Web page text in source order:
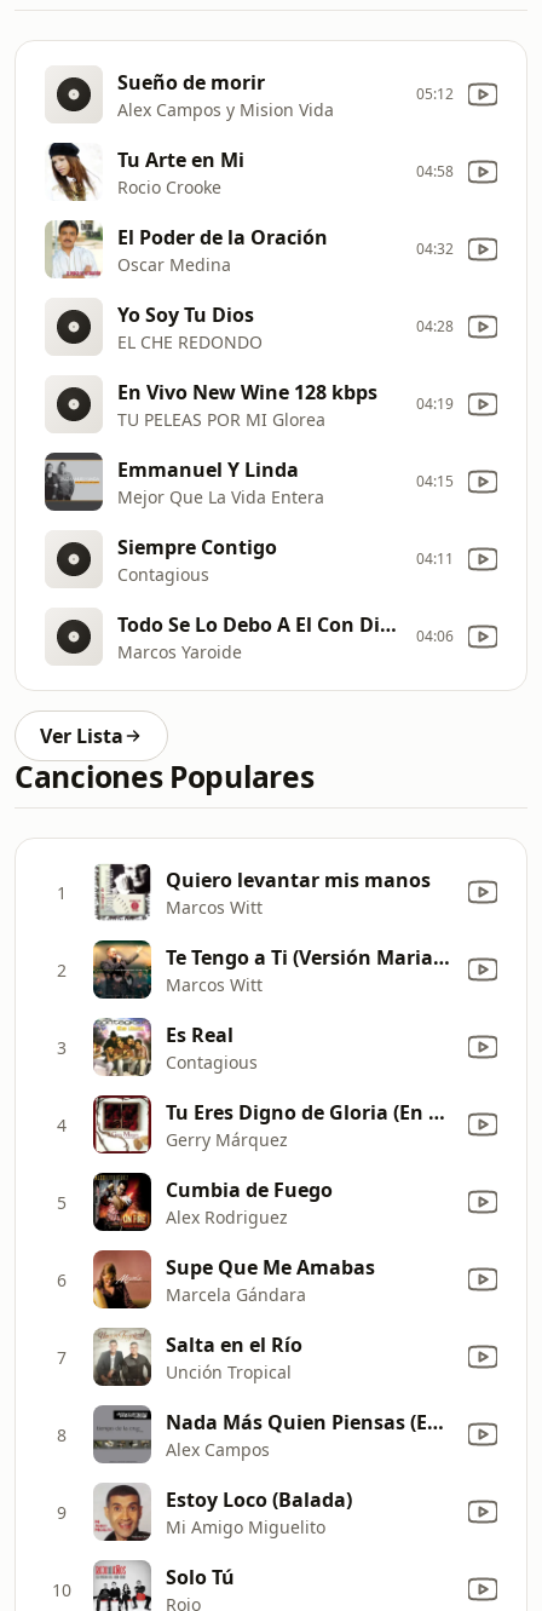
Sueño de morir
Alex Campos y Mision Vida
05:12
Tu Arte en Mi
Rocio Crooke
04:58
El Poder de la Oración
Oscar Medina
04:32
Yo Soy Tu Dios
EL CHE REDONDO
04:28
En Vivo New Wine 128 kbps
TU PELEAS POR MI Glorea
04:19
Emmanuel Y Linda
Mejor Que La Vida Entera
04:15
Siempre Contigo
Contagious
04:11
Todo Se Lo Debo A El Con Divino
Marcos Yaroide
04:06
Ver Lista
Canciones Populares
1 Quiero levantar mis manos
Marcos Witt
2 Te Tengo a Ti (Versión Mariachi)
Marcos Witt
3 Es Real
Contagious
4 Tu Eres Digno de Gloria (En Vivo)
Gerry Márquez
5 Cumbia de Fuego
Alex Rodriguez
6 Supe Que Me Amabas
Marcela Gándara
7 Salta en el Río
Unción Tropical
8 Nada Más Quien Piensas (En Vivo)
Alex Campos
9 Estoy Loco (Balada)
Mi Amigo Miguelito
10 Solo Tú
Rojo